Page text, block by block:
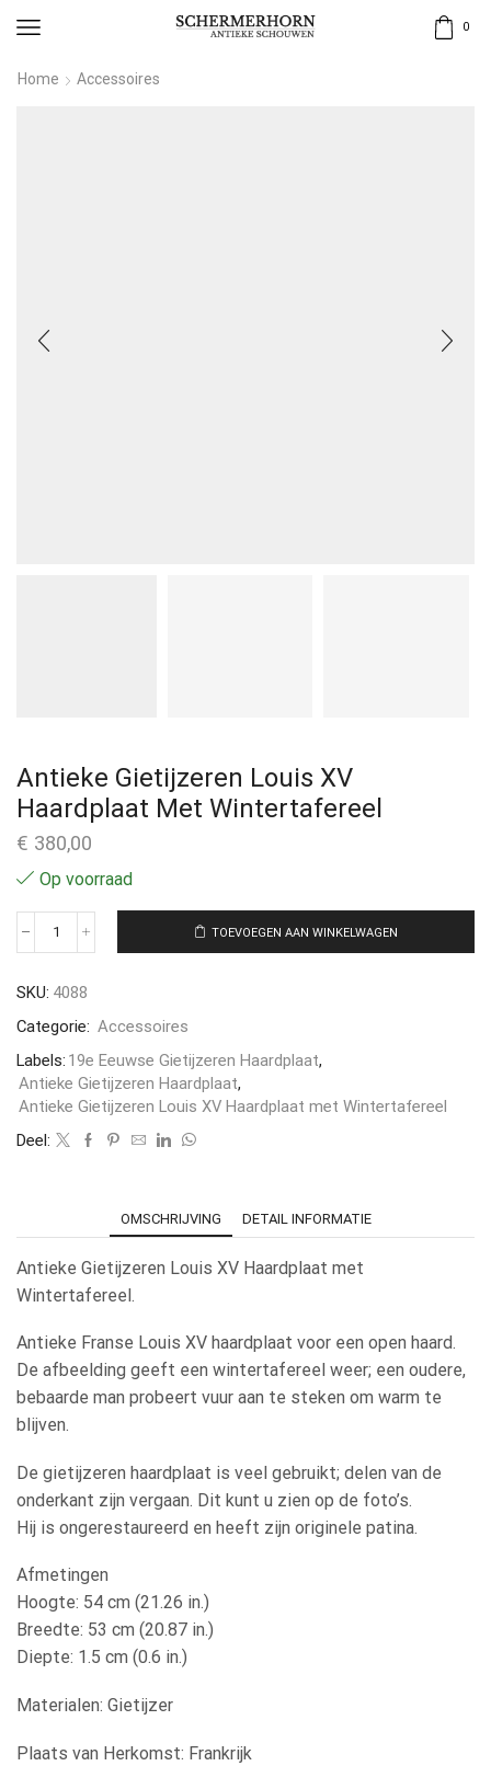
0
Home Accessoires
Antieke Gietijzeren Louis XV
Haardplaat Met Wintertafereel
€ 380,00
Op voorraad
TOEVOEGEN AAN WINKELWAGEN
SKU: 4088
Categorie: Accessoires
Labels: 19e Eeuwse Gietijzeren Haardplaat,
Antieke Gietijzeren Haardplaat,
Antieke Gietijzeren Louis XV Haardplaat met Wintertafereel
Deel:
OMSCHRIJVING DETAIL INFORMATIE
Antieke Gietijzeren Louis XV Haardplaat met
Wintertafereel.
Antieke Franse Louis XV haardplaat voor een open haard.
De afbeelding geeft een wintertafereel weer; een oudere,
bebaarde man probeert vuur aan te steken om warm te
blijven.
De gietijzeren haardplaat is veel gebruikt; delen van de
onderkant zijn vergaan. Dit kunt u zien op de foto’s.
Hij is ongerestaureerd en heeft zijn originele patina.
Afmetingen
Hoogte: 54 cm (21.26 in.)
Breedte: 53 cm (20.87 in.)
Diepte: 1.5 cm (0.6 in.)
Materialen: Gietijzer
Plaats van Herkomst: Frankrijk